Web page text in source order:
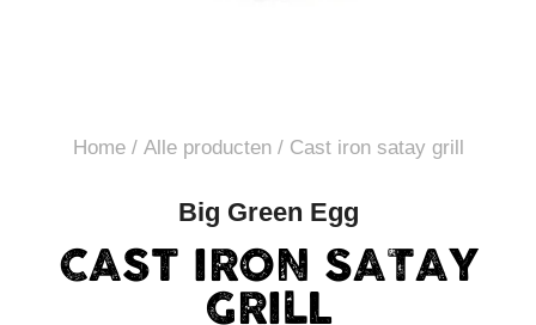
Home/ Alle producten/ Cast iron satay grill
Big Green Egg
CAST IRON SATAY
GRILL